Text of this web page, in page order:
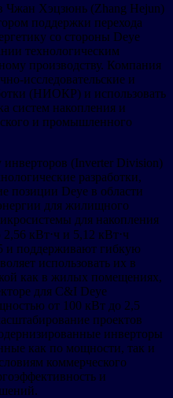
Чжан Хэцзюнь (Zhang Hejun)
поддержки перехода
со стороны Deye
технологическим
производству. Компания
исследовательские и
(НИОКР) и использовать
систем накопления и
и промышленного
инверторов (Inverter Division)
разработки,
позиции Deye в области
для жилищного
для накопления
кВт⋅ч и 5,12 кВт⋅ч
и поддерживают гибкую
использовать их в
как в жилых помещениях,
для C&I Deye
от 100 кВт до 2,5
проектов
инверторы
как по мощности, так и
коммерческого
и